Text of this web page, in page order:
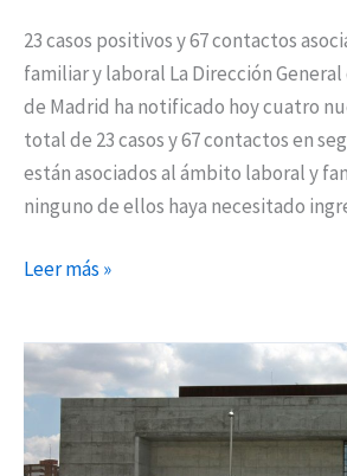
23 casos positivos y 67 contactos
familiar y laboral La Dirección
de Madrid ha notificado hoy cuatro
total de 23 casos y 67 contactos en
están asociados al ámbito laboral y
ninguno de ellos haya necesitado
Leer más »
Coslada
se
a